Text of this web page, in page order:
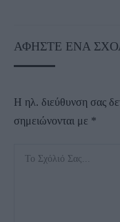
ΑΦΉΣΤΕ ΈΝΑ
Η ηλ. διεύθυνση σας
σημειώνονται με *